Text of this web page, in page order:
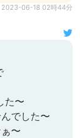
2023-06-18 02時44分
た〜
でした〜
〜